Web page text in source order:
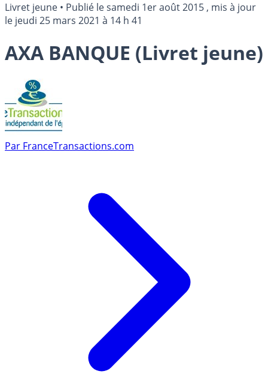
Livret jeune • Publié lesamedi 1er août 2015 , mis à jour
le jeudi 25 mars 2021 à 14 h 41
AXA BANQUE (Livret jeune)
Par FranceTransactions.com